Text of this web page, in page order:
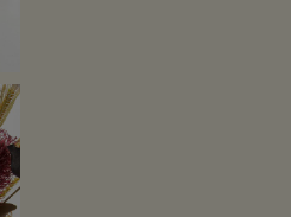
ローズアレンジメントに仕上げました。
ても立派な造花インテリアフラワーです。
ばハイセンスな空間に導いてくれるでし
レンジメントです。
、開店祝い・新築祝い、ご結婚祝いなど